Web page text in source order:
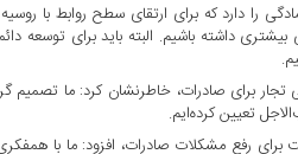
را دارد که برای ارتقای سطح روابط با
داشته باشیم. البته باید برای توسعه
برای صادرات، خاطرنشان کرد: ما تصمیم
تعیین کرده‌ایم.
برای رفع مشکلات صادرات، افزود: ما با